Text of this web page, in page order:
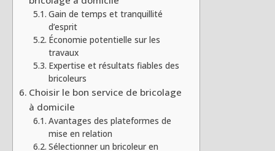
Gain de temps et tranquillité
d’esprit
Économie potentielle sur les
travaux
Expertise et résultats fiables des
bricoleurs
Choisir le bon service de bricolage
à domicile
Avantages des plateformes de
mise en relation
Sélectionner un bricoleur en